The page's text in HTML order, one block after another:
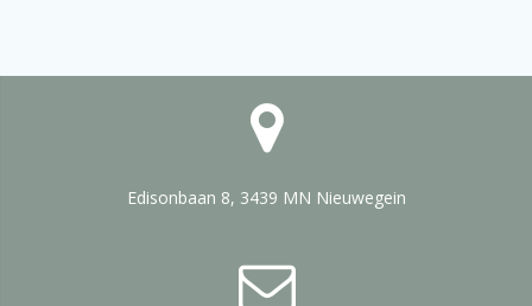
Edisonbaan 8, 3439 MN Nieuwegein